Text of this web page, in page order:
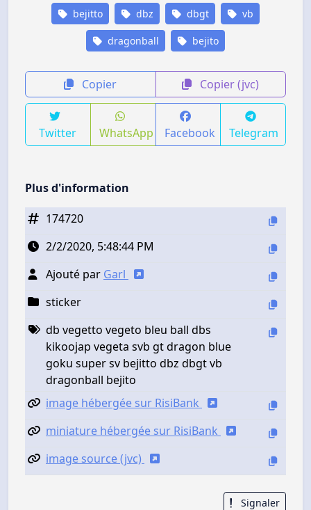
bejitto dbz dbgt vb
dragonball bejito
Copier Copier (jvc)
Twitter WhatsApp Facebook Telegram
Plus d'information
174720
2/2/2020, 5:48:44 PM
Ajouté par Garl
sticker
db vegetto vegeto bleu ball dbs
kikoojap vegeta svb gt dragon blue
goku super sv bejitto dbz dbgt vb
dragonball bejito
image hébergée sur RisiBank
miniature hébergée sur RisiBank
image source (jvc)
Signaler